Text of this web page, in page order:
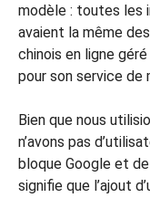
modèle : toutes les
avaient la même
chinois en ligne
pour son service de
Bien que nous
n’avons pas
bloque Google et
signifie que l’ajout